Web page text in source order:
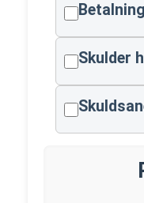
Skulder